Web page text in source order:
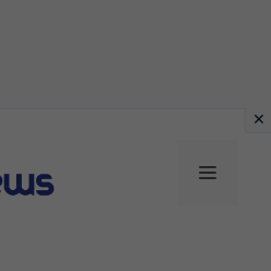
MENU